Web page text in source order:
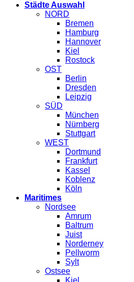
Städte Auswahl
NORD
Bremen
Hamburg
Hannover
Kiel
Rostock
OST
Berlin
Dresden
Leipzig
SÜD
München
Nürnberg
Stuttgart
WEST
Dortmund
Frankfurt
Kassel
Koblenz
Köln
Maritimes
Nordsee
Amrum
Baltrum
Juist
Norderney
Pellworm
Sylt
Ostsee